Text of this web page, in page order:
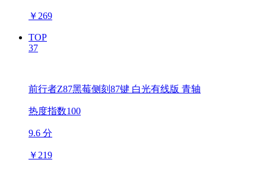
￥ 269
TOP
37
前行者Z87黑莓侧刻87键 白光有线版 青轴
热度指数100
9.6 分
￥ 219